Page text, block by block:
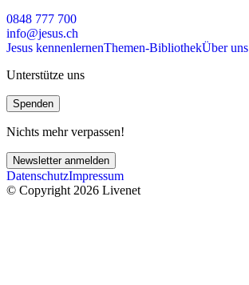
0848 777 700
info@jesus.ch
Jesus kennenlernenThemen-BibliothekÜber uns
Unterstütze uns
Spenden
Nichts mehr verpassen!
Newsletter anmelden
DatenschutzImpressum
© Copyright 2026 Livenet